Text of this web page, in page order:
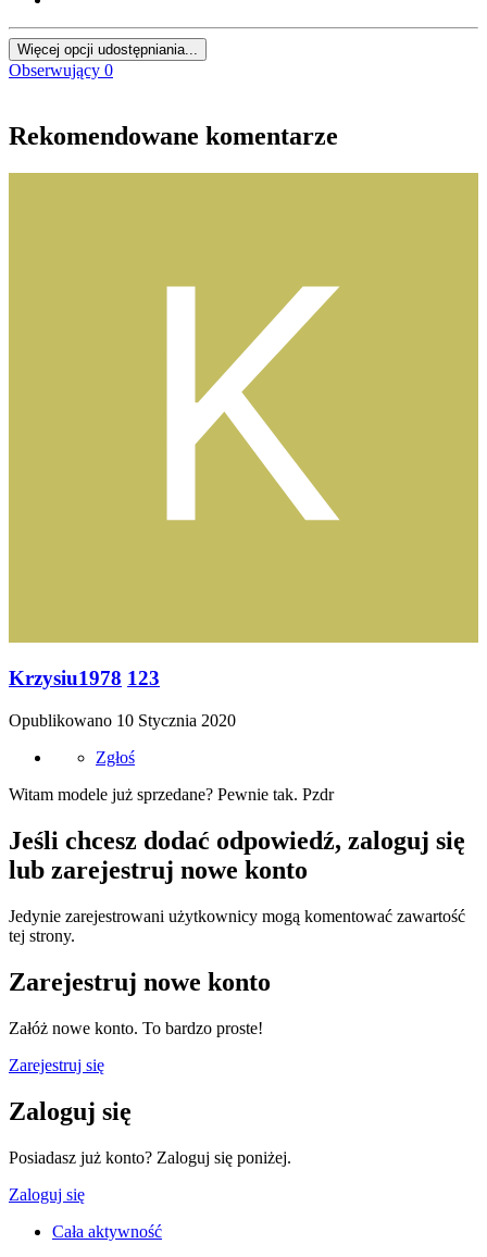
Więcej opcji udostępniania...
Obserwujący 0
Rekomendowane komentarze
Krzysiu1978 123
Opublikowano 10 Stycznia 2020
Zgłoś
Witam modele już sprzedane? Pewnie tak. Pzdr
Jeśli chcesz dodać odpowiedź, zaloguj się
lub zarejestruj nowe konto
Jedynie zarejestrowani użytkownicy mogą komentować zawartość
tej strony.
Zarejestruj nowe konto
Załóż nowe konto. To bardzo proste!
Zarejestruj się
Zaloguj się
Posiadasz już konto? Zaloguj się poniżej.
Zaloguj się
Cała aktywność